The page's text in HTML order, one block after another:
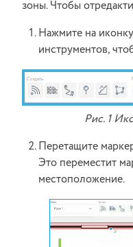
зоны. Чтобы
Нажмите на
инструментов,
Pис. 1
Перетащите
Это переместит
местоположение.